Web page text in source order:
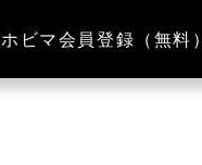
ホビマ会員登録（無料）